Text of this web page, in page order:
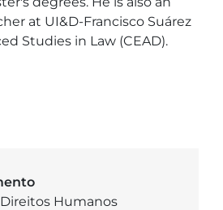
at UI&D-Francisco Suárez
Studies in Law (CEAD).
Humanos